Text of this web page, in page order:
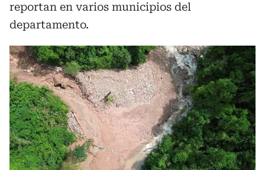
reportan en varios municipios del
departamento.